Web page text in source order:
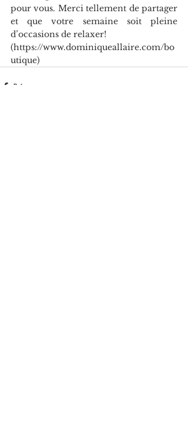
pour vous. Merci tellement de partager
et que votre semaine soit pleine
d’occasions de relaxer!
(https://www.dominiqueallaire.com/bo
utique)